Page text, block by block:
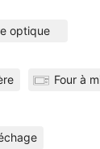
optique
Four à